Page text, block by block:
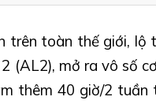
trên toàn thế giới,
(AL2), mở ra vô số
thêm 40 giờ/2